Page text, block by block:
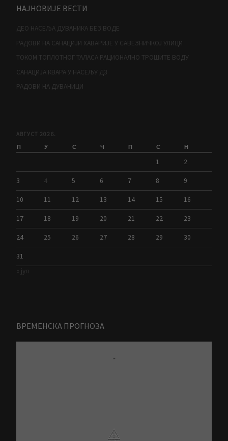
НАЈНОВИЈЕ ВЕСТИ
ДЕО НАСЕЉА ДУВАНИКА БЕЗ ВОДЕ
РАДОВИ НА САНАЦИЈИ ХАВАРИЈЕ У САВЕЗНИЧКОЈ УЛИЦИ
ТОКОМ ТОПЛОТНОГ ТАЛАСА РАЦИОНАЛНО ТРОШИТЕ ВОДУ
САНАЦИЈА КВАРА У НАСЕЉУ Д3
РАДОВИ НА ДУВАНИЦИ
АВГУСТ 2026.
П У С Ч П С Н
1 2
3 4 5 6 7 8 9
10 11 12 13 14 15 16
17 18 19 20 21 22 23
24 25 26 27 28 29 30
31
« јул
ВРЕМЕНСКА ПРОГНОЗА
-
⚠